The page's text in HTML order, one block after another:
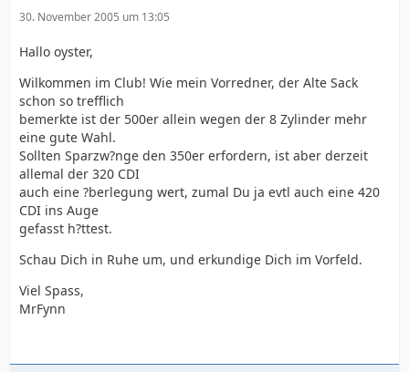
30. November 2005 um 13:05
Hallo oyster,
Wilkommen im Club! Wie mein Vorredner, der Alte Sack
schon so trefflich
bemerkte ist der 500er allein wegen der 8 Zylinder mehr
eine gute Wahl.
Sollten Sparzw?nge den 350er erfordern, ist aber derzeit
allemal der 320 CDI
auch eine ?berlegung wert, zumal Du ja evtl auch eine 420
CDI ins Auge
gefasst h?ttest.
Schau Dich in Ruhe um, und erkundige Dich im Vorfeld.
Viel Spass,
MrFynn